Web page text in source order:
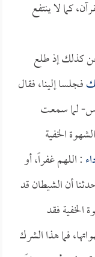
كما لا ينتفع
كذلك إذ طلع
فجلسا إلينا، فقال
لما سمعت
الخفية
: اللهم غفراً، أو
أن الشيطان قد
الخفية فقد
فما هذا الشرك